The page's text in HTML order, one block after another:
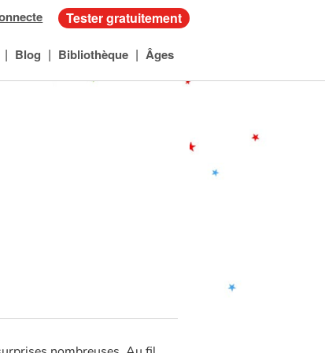
Tester gratuitement
| Blog | Bibliothèque | Âges